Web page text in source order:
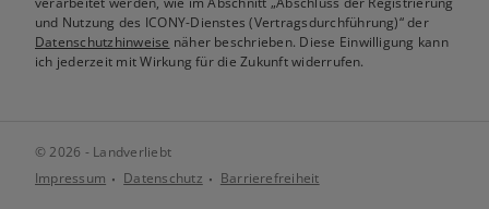
und Nutzung des ICONY-Dienstes (Vertragsdurchführung)“ der
Datenschutzhinweise näher beschrieben. Diese Einwilligung kann
ich jederzeit mit Wirkung für die Zukunft widerrufen.
© 2026 - Landverliebt
Impressum
Datenschutz Barrierefreiheit